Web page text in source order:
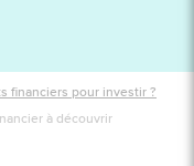
financiers pour investir ?
à découvrir